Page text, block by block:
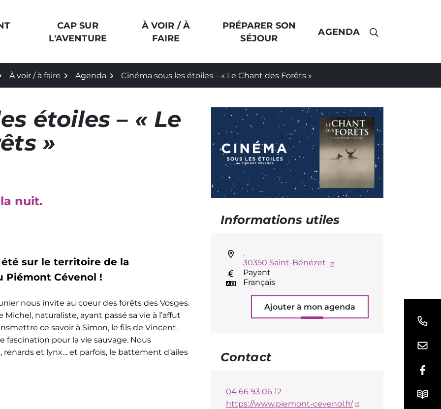
Lien
CAP SUR
L'AVENTURE
À VOIR / À
FAIRE
PRÉPARER SON
SÉJOUR
AGENDA
AFFICHER LA
À voir / à faire Agenda Cinéma sous les étoiles – « Le Chant des Forêts »
étoiles – « Le
»
nuit.
sur le territoire de la
Piémont Cévenol !
nous invite au coeur des forêts des Vosges.
Michel, naturaliste, ayant passé sa vie à l’affut
ce savoir à Simon, le fils de Vincent.
fascination pour la vie sauvage. Nous
renards et lynx… et parfois, le battement d’ailes
Informations utiles
,
30350 Saint-Bénézet
(ouverture dans un nouvel
Payant
Français
Ajouter à mon agenda
Contact
04 66 93 06 12
https://www.piemont-cevenol.fr/
(ouverture dans un